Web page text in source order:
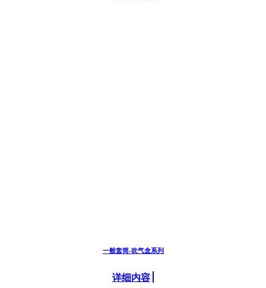
一般套筒-吹气盒系列
详细内容